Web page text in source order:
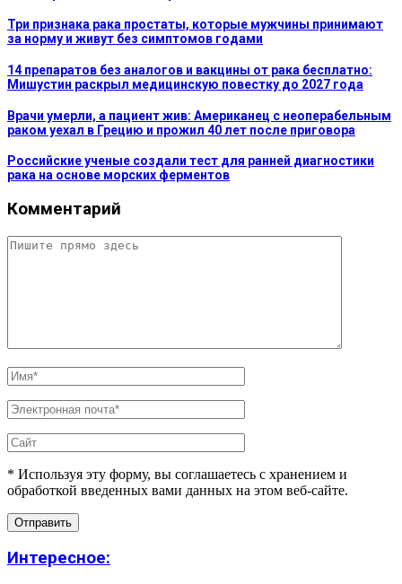
Три признака рака простаты, которые мужчины принимают
за норму и живут без симптомов годами
14 препаратов без аналогов и вакцины от рака бесплатно:
Мишустин раскрыл медицинскую повестку до 2027 года
Врачи умерли, а пациент жив: Американец с неоперабельным
раком уехал в Грецию и прожил 40 лет после приговора
Российские ученые создали тест для ранней диагностики
рака на основе морских ферментов
Комментарий
* Используя эту форму, вы соглашаетесь с хранением и
обработкой введенных вами данных на этом веб-сайте.
Интересное: